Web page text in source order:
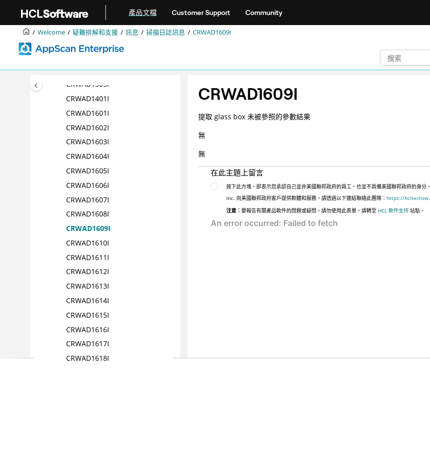
產品文檔 Customer Support Community
Welcome 疑難排解和支援 訊息 掃描日誌訊息 CRWAD1609I
CRWAD1209I
CRWAD1301I
CRWAD1303I
CRWAD1304 I
CRWAD1305I
CRWAD1401I
CRWAD1601I
CRWAD1602I
CRWAD1603I
CRWAD1604I
CRWAD1605I
CRWAD1606I
CRWAD1607I
CRWAD1608I
CRWAD1609I
CRWAD1610I
CRWAD1611I
CRWAD1612I
CRWAD1613I
CRWAD1614I
CRWAD1615I
CRWAD1616I
CRWAD1617I
CRWAD1618I
CRWAD1609I
提取 glass box 未被參照的參數結果
無
無
在此主題上留言
按下此方塊，即表示您承認自己並非美國聯邦政府的員工，也並不具備美國聯邦政府的身
Inc. 向美國聯邦政府客戶提供軟體和服務。請透過以下連結聯絡此團隊：https://
注意：要報告有關產品軟件的問題或疑問，請勿使用此表單。請轉至 HCL 軟件支持 站點。